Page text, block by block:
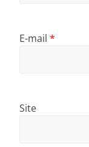
E-mail *
Site